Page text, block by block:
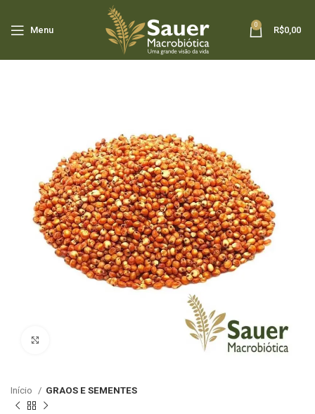
Menu
0
R$0,00
Início GRAOS E SEMENTES